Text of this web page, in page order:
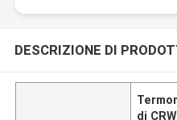
DESCRIZIONE DI
di